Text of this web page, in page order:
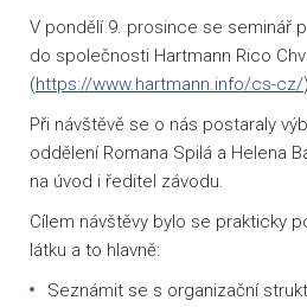
V pondělí 9. prosince se seminář
do společnosti Hartmann Rico
(https://www.hartmann.info/cs-cz/
Při návštěvě se o nás postaraly
oddělení Romana Spilá a Helena
na úvod i ředitel závodu.
Cílem návštěvy bylo se prakticky
látku a to hlavně:
Seznámit se s organizační